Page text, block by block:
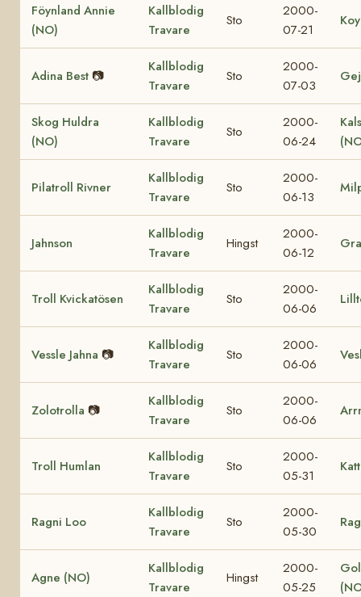
Föynland Annie
(NO)
Kallblodig
Travare
Sto
2000-
07-21
Adina Best 📷
Kallblodig
Travare
Sto
2000-
07-03
Skog Huldra
(NO)
Kallblodig
Travare
Sto
2000-
06-24
Pilatroll Rivner
Kallblodig
Travare
Sto
2000-
06-13
Jahnson
Kallblodig
Travare
Hingst
2000-
06-12
Troll Kvickatösen
Kallblodig
Travare
Sto
2000-
06-06
Vessle Jahna 📷
Kallblodig
Travare
Sto
2000-
06-06
Zolotrolla 📷
Kallblodig
Travare
Sto
2000-
06-06
Troll Humlan
Kallblodig
Travare
Sto
2000-
05-31
Ragni Loo
Kallblodig
Travare
Sto
2000-
05-30
Agne (NO)
Kallblodig
Travare
Hingst
2000-
05-25